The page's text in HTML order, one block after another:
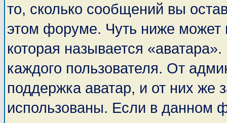
то, сколько сообщений вы
этом форуме. Чуть ниже может
которая называется
каждого пользователя. От
поддержка аватар, и от них же
использованы. Если в данном